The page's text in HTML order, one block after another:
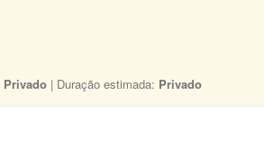
Privado | Duração estimada: Privado